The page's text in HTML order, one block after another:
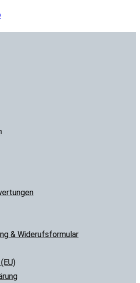
& Widerufsformular